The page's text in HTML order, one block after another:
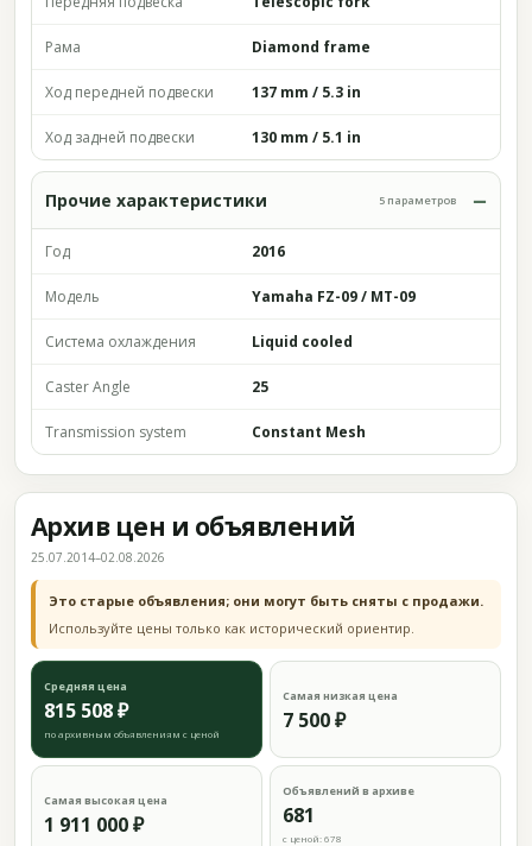
Рама Diamond frame
Ход передней подвески 137 mm / 5.3 in
Ход задней подвески 130 mm / 5.1 in
Прочие характеристики 5 параметров
Год 2016
Модель Yamaha FZ-09 / MT-09
Система охлаждения Liquid cooled
Caster Angle 25
Transmission system Constant Mesh
Архив цен и объявлений
25.07.2014–02.08.2026
Это старые объявления; они могут быть сняты с продажи.
Используйте цены только как исторический ориентир.
Средняя цена
815 508 ₽
по архивным объявлениям с ценой
Самая низкая цена
7 500 ₽
Самая высокая цена
1 911 000 ₽
Объявлений в архиве
681
с ценой: 678